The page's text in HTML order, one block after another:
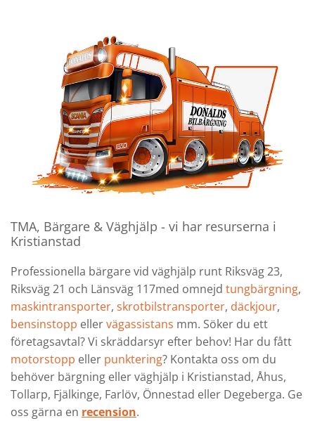
TMA, Bärgare & Väghjälp - vi har resurserna i
Kristianstad
Professionella bärgare vid väghjälp runt Riksväg 23,
Riksväg 21 och Länsväg 117med omnejd tungbärgning,
maskintransporter, skrotbilstransporter, däckjour,
bensinstopp ellervägassistans mm. Söker du ett
företagsavtal? Vi skräddarsyr efter behov! Har du fått
motorstopp eller punktering? Kontakta oss om du
behöver bärgning eller väghjälp i Kristianstad, Åhus,
Tollarp, Fjälkinge, Farlöv, Önnestad eller Degeberga. Ge
oss gärna en recension.